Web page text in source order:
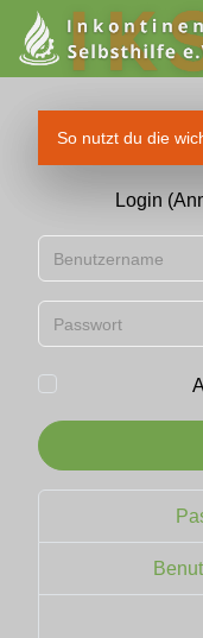
So nutzt du die
Login
Benutzername
Passwort